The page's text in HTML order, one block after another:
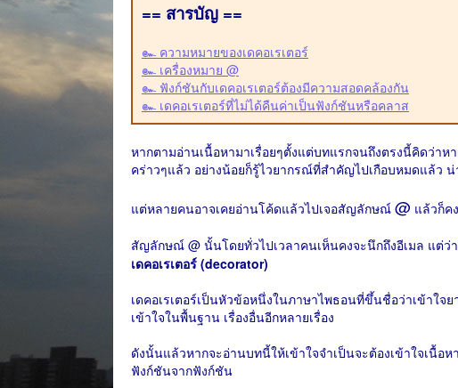
== สารบัญ ==
๛ ความหมายของเดคอเรเตอร์
๛ เครื่องหมาย @
๛ ฟังก์ชันกับเดคอเรเตอร์ต้องมีความสอดคล้องกัน
๛ เดคอเรเตอร์ที่ไม่ได้คืนค่าเป็นฟังก์ชันหรือคลาส
หากตามอ่านเนื้อหามาเรื่อยๆตั้งแต่บทแรกจนถึงตรงนี้คิดว่า
คร่าวๆแล้ว อย่างน้อยก็รู้ไวยากรณ์ที่สำคัญไปเกือบหมดแล้ว
แต่หลายคนอาจเคยอ่านโค้ดแล้วไปเจอสัญลักษณ์ @ แล้วก็ค
สัญลักษณ์ @ นั้นโดยทั่วไปเวลาคนเห็นคงจะนึกถึงอีเมล แต่
เดคอเรเตอร์ (decorator)
เดคอเรเตอร์เป็นหัวข้อหนึ่งในภาษาไพธอนที่ขึ้นชื่อว่าเข้าใจ
เข้าใจในพื้นฐาน เรื่องอื่นอีกหลายเรื่อง
ดังนั้นแล้วหากจะอ่านบทนี้ให้เข้าใจจำเป็นจะต้องเข้าใจเนื้อ
ฟังก์ชันจากฟังก์ชัน